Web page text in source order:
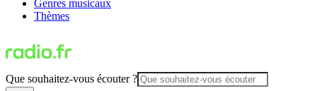
Genres musicaux
Thèmes
Que souhaitez-vous écouter ?